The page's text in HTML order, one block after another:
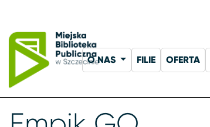
O NAS FILIE OFERTA